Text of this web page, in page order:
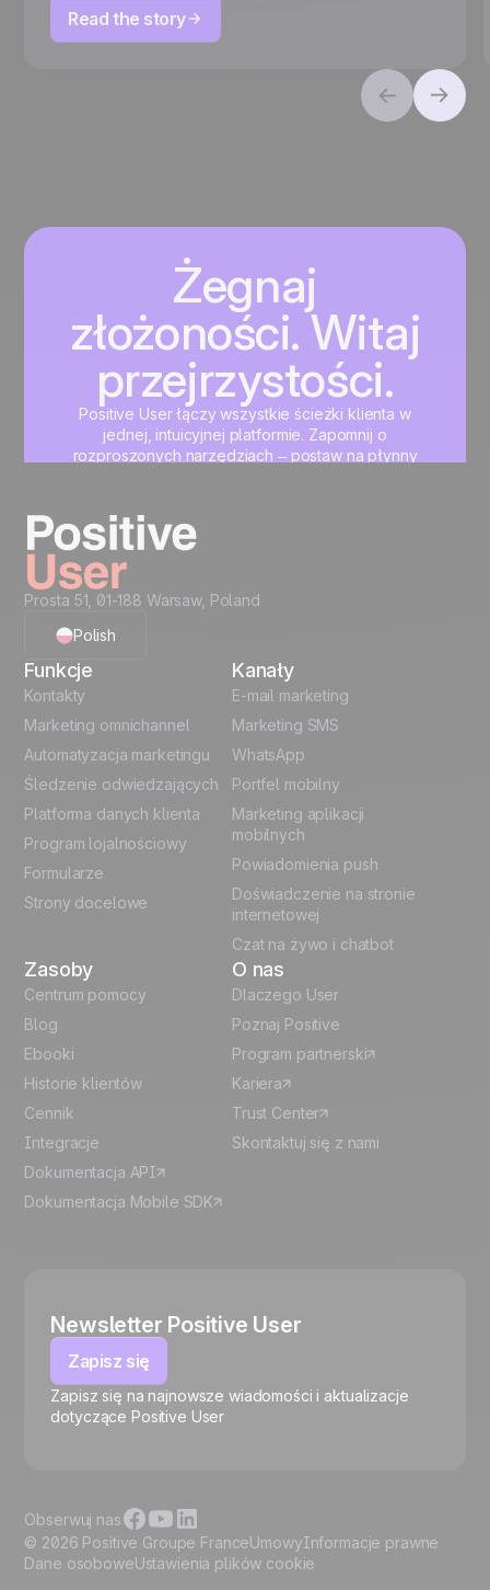
🍪
Zarządzaj plikami cookie
Read the story
Żegnaj
złożoności. Witaj
przejrzystości.
Positive User łączy wszystkie ścieżki klienta w
jednej, intuicyjnej platformie. Zapomnij o
rozproszonych narzędziach – postaw na płynny
Prosta 51, 01-188 Warsaw, Poland
Polish
English
French
German
Italian
Español
Funkcje
Kontakty
Marketing omnichannel
Automatyzacja marketingu
Śledzenie odwiedzających
Platforma danych klienta
Program lojalnościowy
Formularze
Strony docelowe
Kanały
E-mail marketing
Marketing SMS
WhatsApp
Portfel mobilny
Marketing aplikacji
mobilnych
Powiadomienia push
Doświadczenie na stronie
internetowej
Czat na żywo i chatbot
Zasoby
Centrum pomocy
Blog
Ebooki
Historie klientów
Cennik
Integracje
Dokumentacja API
Dokumentacja Mobile SDK
O nas
Dlaczego User
Poznaj Positive
Program partnerski
Kariera
Trust Center
Skontaktuj się z nami
Newsletter Positive User
Zapisz się
Zapisz się na najnowsze wiadomości i aktualizacje
dotyczące Positive User
© 2026 Positive Groupe FranceUmowyInformacje prawne
Dane osoboweUstawienia plików cookie
Obserwuj nas